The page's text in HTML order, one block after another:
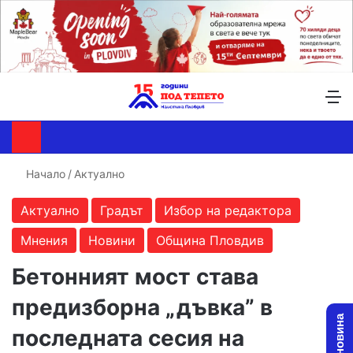
Начало / Актуално
Актуално Градът
Избор на редактора
Мнения
Новини Община Пловдив
Бетонният мост става
предизборна „дъвка” в
последната сесия на